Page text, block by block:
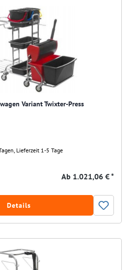
Variant Twixter-Press
Lieferzeit 1-5 Tage
Ab 1.021,06 € *
Details